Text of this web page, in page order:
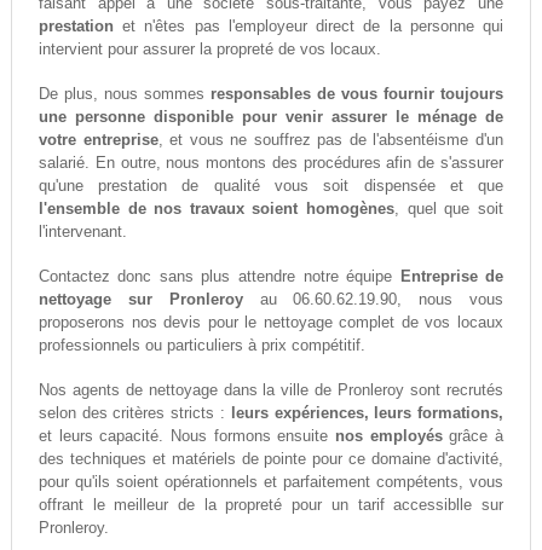
prestation et n'êtes pas l'employeur direct de la personne qui
intervient pour assurer la propreté de vos locaux.
De plus, nous sommes responsables de vous fournir toujours
une personne disponible pour venir assurer le ménage de
votre entreprise, et vous ne souffrez pas de l'absentéisme d'un
salarié. En outre, nous montons des procédures afin de s'assurer
qu'une prestation de qualité vous soit dispensée et que
l'ensemble de nos travaux soient homogènes, quel que soit
l'intervenant.
Contactez donc sans plus attendre notre équipe Entreprise de
nettoyage sur Pronleroyau 06.60.62.19.90, nous vous
proposerons nos devis pour le nettoyage complet de vos locaux
professionnels ou particuliers à prix compétitif.
Nos agents de nettoyage dans la ville de Pronleroy sont recrutés
selon des critères stricts :
leurs expériences, leurs formations,
et leurs capacité. Nous formons ensuite nos employésgrâce à
des techniques et matériels de pointe pour ce domaine d'activité,
pour qu'ils soient opérationnels et parfaitement compétents, vous
offrant le meilleur de la propreté pour un tarif accessiblle sur
Pronleroy.